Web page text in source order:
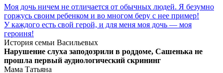
Моя дочь ничем не отличается от обычных людей. Я безумно
горжусь своим ребенком и во многом беру с нее пример!
У каждого есть свой герой, и для меня моя дочь — моя
героиня!
История семьи Васильевых
Нарушение слуха заподозрили в роддоме, Сашенька не
прошла первый аудиологический скрининг
Мама Татьяна